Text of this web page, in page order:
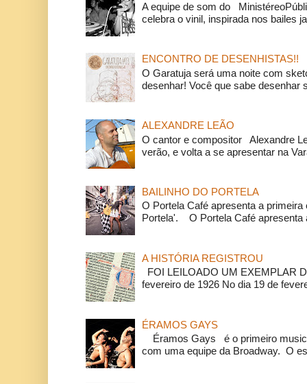
A equipe de som do
celebra o vinil, inspirada nos bailes
ENCONTRO DE DESENHISTAS!!
O Garatuja será uma noite com
desenhar! Você que sabe desenhar
ALEXANDRE LEÃO
O cantor e compositor Alexandre
verão, e volta a se apresentar na
BAILINHO DO PORTELA
O Portela Café apresenta a
Portela'. O Portela Café apresenta
A HISTÓRIA REGISTROU
FOI LEILOADO UM EXEMPLAR
fevereiro de 1926 No dia 19 de
ÉRAMOS GAYS
Éramos Gays é o primeiro
com uma equipe da Broadway. O